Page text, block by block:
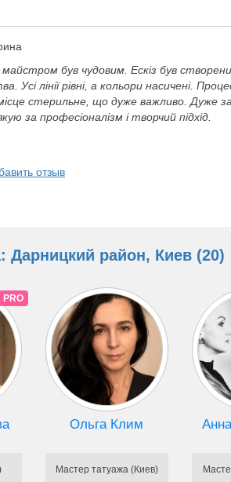
був чудовим. Ескіз був
Усі лінії рівні, а кольори насичені.
місце стерильне, що дуже важливо. Дуже
за професіоналізм і творчий підхід.
отзыв
Дарницкий район, Киев (20)
PRO
Ольга Клим
Мастер татуажа (Киев)